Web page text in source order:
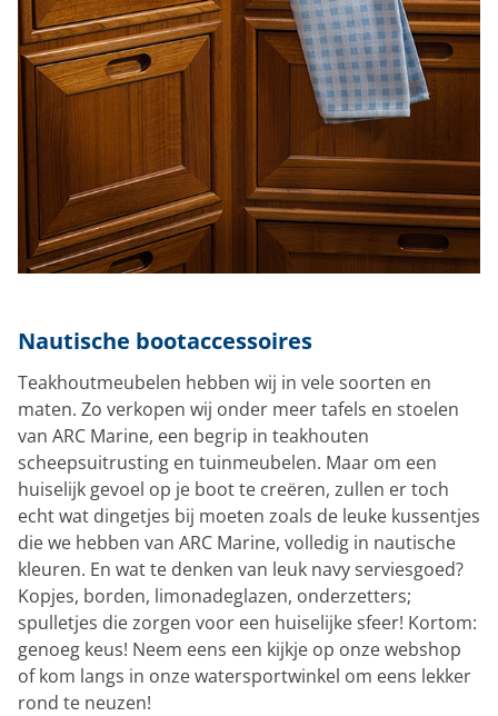
Nautische bootaccessoires
Teakhoutmeubelen hebben wij in vele soorten en
maten. Zo verkopen wij onder meer tafels en stoelen
van ARC Marine, een begrip in teakhouten
scheepsuitrusting en tuinmeubelen. Maar om een
huiselijk gevoel op je boot te creëren, zullen er toch
echt wat dingetjes bij moeten zoals de leuke kussentjes
die we hebben van ARC Marine, volledig in nautische
kleuren. En wat te denken van leuk navy serviesgoed?
Kopjes, borden, limonadeglazen, onderzetters;
spulletjes die zorgen voor een huiselijke sfeer! Kortom:
genoeg keus! Neem eens een kijkje op onze webshop
of kom langs in onze watersportwinkel om eens lekker
rond te neuzen!